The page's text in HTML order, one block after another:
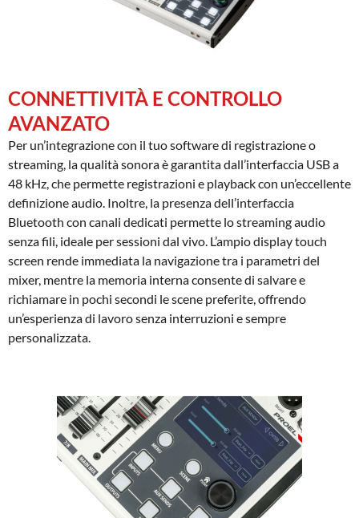
CONNETTIVITÀ E CONTROLLO
AVANZATO
Per un’integrazione con il tuo software di registrazione o
streaming, la qualità sonora è garantita dall’interfaccia USB a
48 kHz, che permette registrazioni e playback con un’eccellente
definizione audio. Inoltre, la presenza dell’interfaccia
Bluetooth con canali dedicati permette lo streaming audio
senza fili, ideale per sessioni dal vivo. L’ampio display touch
screen rende immediata la navigazione tra i parametri del
mixer, mentre la memoria interna consente di salvare e
richiamare in pochi secondi le scene preferite, offrendo
un’esperienza di lavoro senza interruzioni e sempre
personalizzata.